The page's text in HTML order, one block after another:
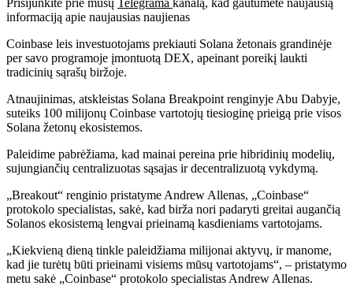
informaciją apie naujausias naujienas
Coinbase leis investuotojams prekiauti Solana žetonais grandinėje
per savo programoje įmontuotą DEX, apeinant poreikį laukti
tradicinių sąrašų biržoje.
Atnaujinimas, atskleistas Solana Breakpoint renginyje Abu Dabyje,
suteiks 100 milijonų Coinbase vartotojų tiesioginę prieigą prie visos
Solana žetonų ekosistemos.
Paleidime pabrėžiama, kad mainai pereina prie hibridinių modelių,
sujungiančių centralizuotas sąsajas ir decentralizuotą vykdymą.
„Breakout“ renginio pristatyme Andrew Allenas, „Coinbase“
protokolo specialistas, sakė, kad birža nori padaryti greitai augančią
Solanos ekosistemą lengvai prieinamą kasdieniams vartotojams.
„Kiekvieną dieną tinkle paleidžiama milijonai aktyvų, ir manome,
kad jie turėtų būti prieinami visiems mūsų vartotojams“, – pristatymo
metu sakė „Coinbase“ protokolo specialistas Andrew Allenas.